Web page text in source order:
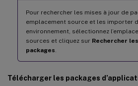
Pour rechercher les mises à jour de
emplacement source et les importer
environnement, sélectionnez
sources et cliquez sur Rechercher
packages
Télécharger les packages